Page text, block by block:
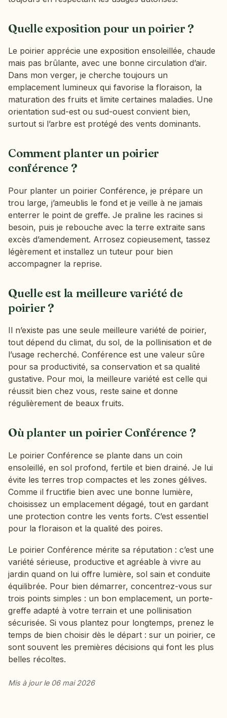
Quelle exposition pour un poirier ?
Le poirier apprécie une exposition ensoleillée, chaude
mais pas brûlante, avec une bonne circulation d’air.
Dans mon verger, je cherche toujours un
emplacement lumineux qui favorise la floraison, la
maturation des fruits et limite certaines maladies. Une
orientation sud-est ou sud-ouest convient bien,
surtout si l’arbre est protégé des vents dominants.
Comment planter un poirier
conférence ?
Pour planter un poirier Conférence, je prépare un
trou large, j’ameublis le fond et je veille à ne jamais
enterrer le point de greffe. Je praline les racines si
besoin, puis je rebouche avec la terre extraite sans
excès d’amendement. Arrosez copieusement, tassez
légèrement et installez un tuteur pour bien
accompagner la reprise.
Quelle est la meilleure variété de
poirier ?
Il n’existe pas une seule meilleure variété de poirier,
tout dépend du climat, du sol, de la pollinisation et de
l’usage recherché. Conférence est une valeur sûre
pour sa productivité, sa conservation et sa qualité
gustative. Pour moi, la meilleure variété est celle qui
réussit bien chez vous, reste saine et donne
régulièrement de beaux fruits.
Où planter un poirier Conférence ?
Le poirier Conférence se plante dans un coin
ensoleillé, en sol profond, fertile et bien drainé. Je lui
évite les terres trop compactes et les zones gélives.
Comme il fructifie bien avec une bonne lumière,
choisissez un emplacement dégagé, tout en gardant
une protection contre les vents forts. C’est essentiel
pour la floraison et la qualité des poires.
Le poirier Conférence mérite sa réputation : c’est une
variété sérieuse, productive et agréable à vivre au
jardin quand on lui offre lumière, sol sain et conduite
équilibrée. Pour bien démarrer, concentrez-vous sur
trois points simples : un bon emplacement, un porte-
greffe adapté à votre terrain et une pollinisation
sécurisée. Si vous plantez pour longtemps, prenez le
temps de bien choisir dès le départ : sur un poirier, ce
sont souvent les premières décisions qui font les plus
belles récoltes.
Mis à jour le 06 mai 2026